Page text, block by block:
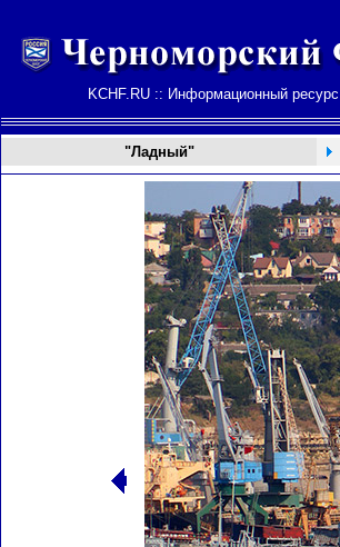
KCHF.RU :: Информационный ресурс
"Ладный"